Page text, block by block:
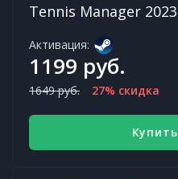
Tennis Manager 2023
Активация:
1199 руб.
1649 руб. 27% скидка
Купить